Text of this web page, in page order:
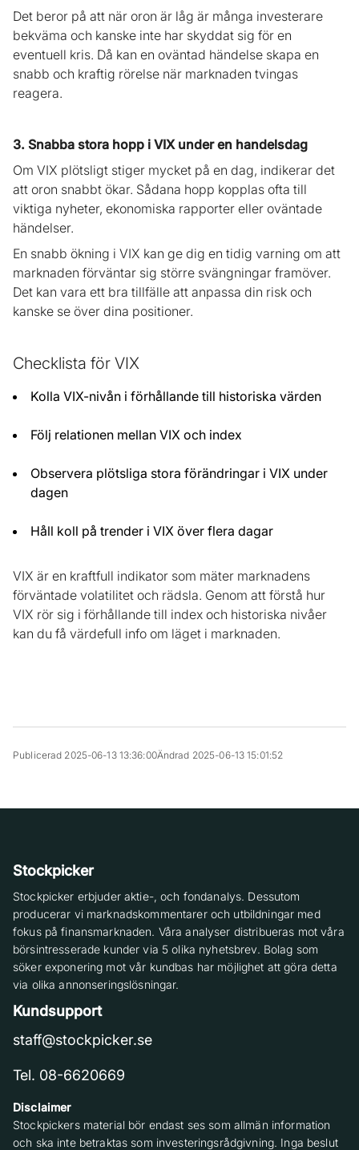
Det beror på att när oron är låg är många investerare
bekväma och kanske inte har skyddat sig för en
eventuell kris. Då kan en oväntad händelse skapa en
snabb och kraftig rörelse när marknaden tvingas
reagera.
3. Snabba stora hopp i VIX under en handelsdag
Om VIX plötsligt stiger mycket på en dag, indikerar det
att oron snabbt ökar. Sådana hopp kopplas ofta till
viktiga nyheter, ekonomiska rapporter eller oväntade
händelser.
En snabb ökning i VIX kan ge dig en tidig varning om att
marknaden förväntar sig större svängningar framöver.
Det kan vara ett bra tillfälle att anpassa din risk och
kanske se över dina positioner.
Checklista för VIX
Kolla VIX-nivån i förhållande till historiska värden
Följ relationen mellan VIX och index
Observera plötsliga stora förändringar i VIX under
dagen
Håll koll på trender i VIX över flera dagar
VIX är en kraftfull indikator som mäter marknadens
förväntade volatilitet och rädsla. Genom att förstå hur
VIX rör sig i förhållande till index och historiska nivåer
kan du få värdefull info om läget i marknaden.
Publicerad 2025-06-13 13:36:00Ändrad 2025-06-13 15:01:52
Stockpicker
Stockpicker erbjuder aktie-, och fondanalys. Dessutom
producerar vi marknadskommentarer och utbildningar med
fokus på finansmarknaden. Våra analyser distribueras mot våra
börsintresserade kunder via 5 olika nyhetsbrev. Bolag som
söker exponering mot vår kundbas har möjlighet att göra detta
via olika annonseringslösningar.
Kundsupport
staff@stockpicker.se
Tel. 08-6620669
Disclaimer
Stockpickers material bör endast ses som allmän information
och ska inte betraktas som investeringsrådgivning. Inga beslut